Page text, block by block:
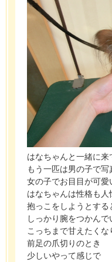
はなちゃんと一緒に
もう一匹は男の子で写
女の子でお目目が可
はなちゃんは性格も人
抱っこをしようとする
しっかり腕をつかん
こっちまで甘えたくな
前足の爪切りのとき
少しいやって感じで